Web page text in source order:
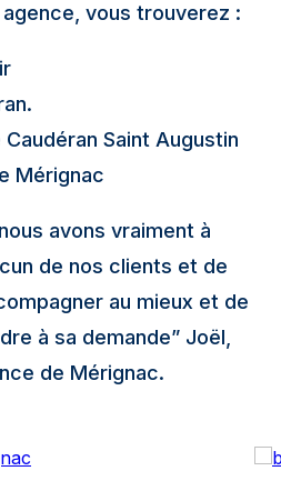
vous trouverez :
Saint Augustin
Mérignac
avons vraiment à
de nos clients et de
au mieux et de
à sa demande” Joël,
de Mérignac.